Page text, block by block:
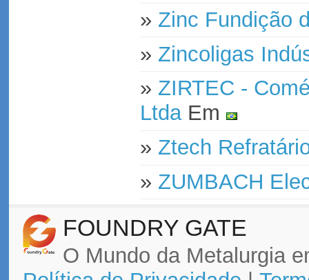
» Zinc Fundição
» Zincoligas
» ZIRTEC -
LtdaEm
» Ztech
» ZUMBACH
FOUNDRY GATE
O Mundo da Metalurgia